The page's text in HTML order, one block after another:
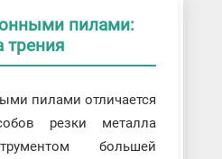
пилами:
трения
пилами отличается
резки металла
большей